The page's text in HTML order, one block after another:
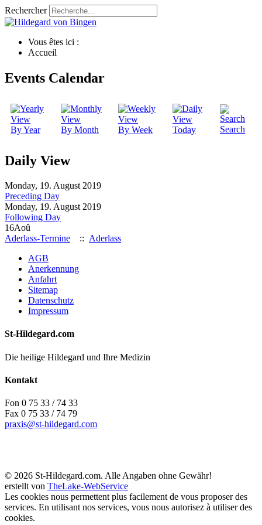
Rechercher
Vous êtes ici :
Accueil
Events Calendar
By Year By Month By Week Today Search
Daily View
Monday, 19. August 2019
Preceding Day
Monday, 19. August 2019
Following Day
16Aoû
Aderlass-Termine
:: Aderlass
AGB
Anerkennung
Anfahrt
Sitemap
Datenschutz
Impressum
St-Hildegard.com
Die heilige Hildegard und Ihre Medizin
Kontakt
Fon 0 75 33 / 74 33
Fax 0 75 33 / 74 79
praxis@st-hildegard.com
© 2026 St-Hildegard.com. Alle Angaben ohne Gewähr!
erstellt von TheLake-WebService
Les cookies nous permettent plus facilement de vous proposer des
services. En utilisant nos services, vous nous autorisez à utiliser des
cookies.